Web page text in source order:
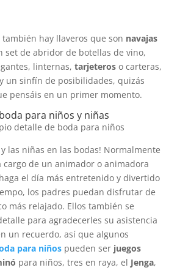
también hay llaveros que son navajas
set de abridor de botellas de vino,
linternas, tarjeteroso carteras,
un sinfín de posibilidades, quizás
pensáis en un primer momento.
para niños y niñas
y las niñas en las bodas! Normalmente
cargo de un animador o animadora
el día más entretenido y divertido
los padres puedan disfrutar de
más relajado. Ellos también se
para agradecerles su asistencia
un recuerdo, así que algunos
para niñospueden ser juegos
para niños, tres en raya, el Jenga,